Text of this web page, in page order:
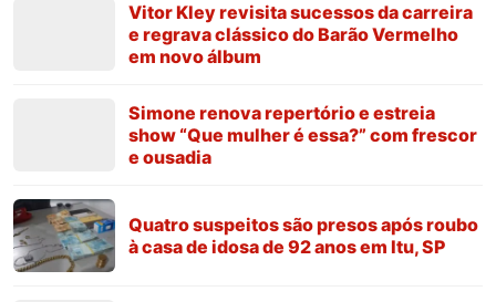
Vitor Kley revisita sucessos da carreira
e regrava clássico do Barão Vermelho
em novo álbum
Simone renova repertório e estreia
show “Que mulher é essa?” com frescor
e ousadia
Quatro suspeitos são presos após roubo
à casa de idosa de 92 anos em Itu, SP